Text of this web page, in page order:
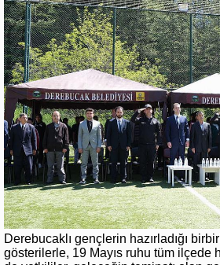
Derebucaklı gençlerin hazırladığı
gösterilerle, 19 Mayıs ruhu tüm ilçede